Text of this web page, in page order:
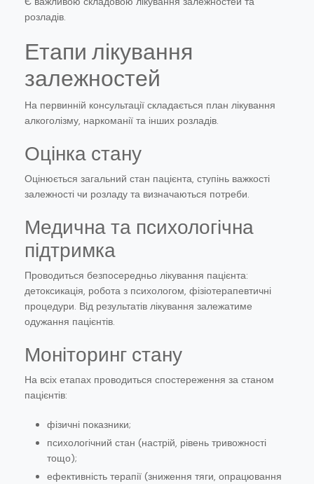
розладів.
Етапи лікування
залежностей
На первинній консультації складається план лікування
алкоголізму, наркоманії та інших розладів.
Оцінка стану
Оцінюється загальний стан пацієнта, ступінь важкості
залежності чи розладу та визначаються потреби.
Медична та психологічна
підтримка
Проводиться безпосередньо лікування пацієнта:
детоксикація, робота з психологом, фізіотерапевтичні
процедури. Від результатів лікування залежатиме
одужання пацієнтів.
Моніторинг стану
На всіх етапах проводиться спостереження за станом
пацієнтів:
фізичні показники;
психологічний стан (настрій, рівень тривожності
тощо);
ефективність терапії (зниження тяги, опрацювання